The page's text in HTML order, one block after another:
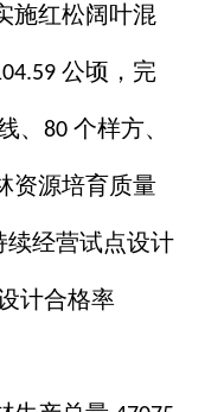
施红松阔叶混
公顷，完
、 80 个样方、
资源培育质量
经营试点设计
计合格率